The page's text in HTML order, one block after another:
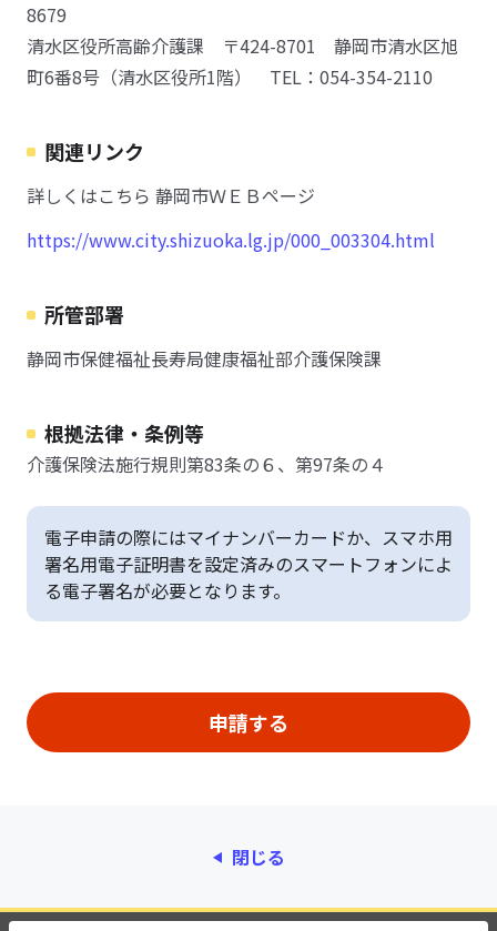
8679
清水区役所高齢介護課 〒424-8701 静岡市清水区旭
町6番8号（清水区役所1階） TEL：054-354-2110
関連リンク
詳しくはこちら 静岡市ＷＥＢページ
https://www.city.shizuoka.lg.jp/000_003304.html
所管部署
静岡市保健福祉長寿局健康福祉部介護保険課
根拠法律・条例等
介護保険法施行規則第83条の６、第97条の４
電子申請の際にはマイナンバーカードか、スマホ用
署名用電子証明書を設定済みのスマートフォンによ
る電子署名が必要となります。
閉じる